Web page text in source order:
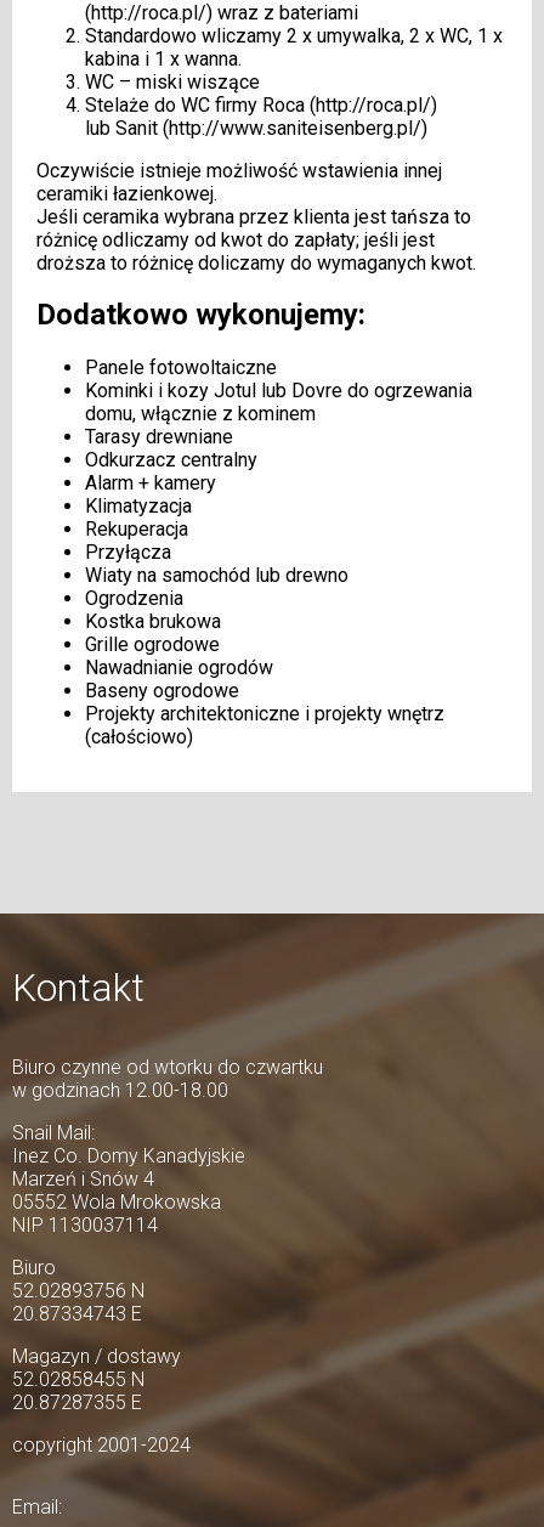
(http://roca.pl/) wraz z bateriami
Standardowo wliczamy 2 x umywalka, 2 x WC, 1 x
kabina i 1 x wanna.
WC – miski wiszące
Stelaże do WC firmy Roca (http://roca.pl/)
lub Sanit (http://www.saniteisenberg.pl/)
Oczywiście istnieje możliwość wstawienia innej
ceramiki łazienkowej.
Jeśli ceramika wybrana przez klienta jest tańsza to
różnicę odliczamy od kwot do zapłaty; jeśli jest
droższa to różnicę doliczamy do wymaganych kwot.
Dodatkowo wykonujemy:
Panele fotowoltaiczne
Kominki i kozy Jotul lub Dovre do ogrzewania
domu, włącznie z kominem
Tarasy drewniane
Odkurzacz centralny
Alarm + kamery
Klimatyzacja
Rekuperacja
Przyłącza
Wiaty na samochód lub drewno
Ogrodzenia
Kostka brukowa
Grille ogrodowe
Nawadnianie ogrodów
Baseny ogrodowe
Projekty architektoniczne i projekty wnętrz
(całościowo)
Kontakt
Biuro czynne od wtorku do czwartku
w godzinach 12.00-18.00
Snail Mail:
Inez Co. Domy Kanadyjskie
Marzeń i Snów 4
05552 Wola Mrokowska
NIP 1130037114
Biuro
52.02893756 N
20.87334743 E
Magazyn / dostawy
52.02858455 N
20.87287355 E
copyright 2001-2024
Email: